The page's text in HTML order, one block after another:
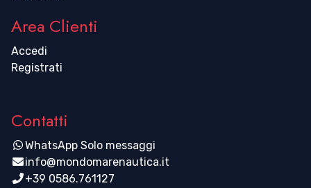
Area Clienti
Accedi
Registrati
Contatti
WhatsApp Solo messaggi
info@mondomarenautica.it
+39 0586.761127